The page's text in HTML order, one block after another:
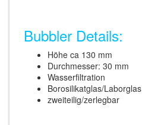
Bubbler Details:
Höhe ca 130 mm
Durchmesser: 30 mm
Wasserfiltration
Borosilikatglas/Laborglas
zweiteilig/zerlegbar